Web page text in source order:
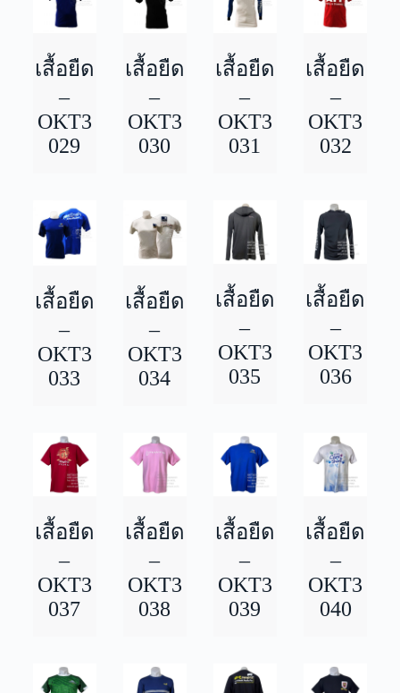
เสื้อยืด
–
OKT3
029
เสื้อยืด
–
OKT3
030
เสื้อยืด
–
OKT3
031
เสื้อยืด
–
OKT3
032
เสื้อยืด
–
OKT3
033
เสื้อยืด
–
OKT3
034
เสื้อยืด
–
OKT3
035
เสื้อยืด
–
OKT3
036
เสื้อยืด
–
OKT3
037
เสื้อยืด
–
OKT3
038
เสื้อยืด
–
OKT3
039
เสื้อยืด
–
OKT3
040